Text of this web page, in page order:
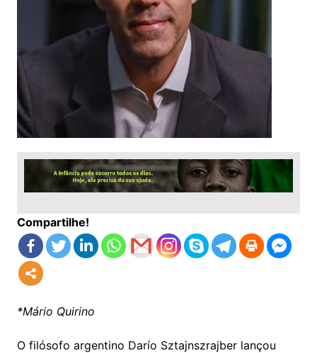
Compartilhe!
*Mário Quirino
O filósofo argentino Darío Sztajnszrajber lançou